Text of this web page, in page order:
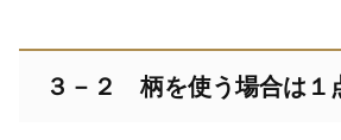
３－２ 柄を使う場合は１